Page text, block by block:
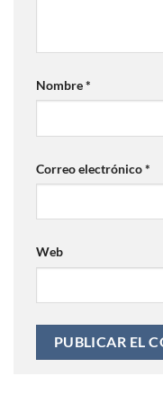
Nombre*
Correo electrónico*
Web